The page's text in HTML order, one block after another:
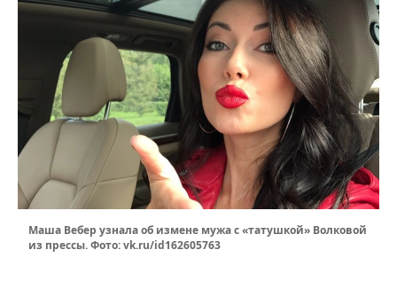
Маша Вебер узнала об измене мужа с «татушкой» Волковой
из прессы. Фото: vk.ru/id162605763